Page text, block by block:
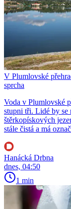
V Plumlovské
sprcha
Voda v Plumlovské
stupni tři. Lidé by se
štěrkopískových
stále čistá a má
Hanácká Drbna
dnes, 04:50
1 min